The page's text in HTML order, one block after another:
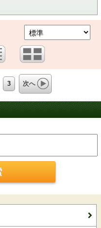
3 次へ